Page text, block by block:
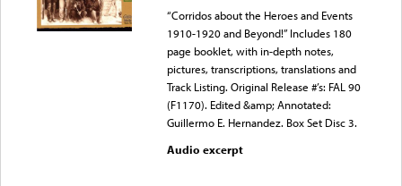
“Corridos about the Heroes and Events
1910-1920 and Beyond!” Includes 180
page booklet, with in-depth notes,
pictures, transcriptions, translations and
Track Listing. Original Release #’s: FAL 90
(F1170). Edited &amp; Annotated:
Guillermo E. Hernandez. Box Set Disc 3.
Audio excerpt